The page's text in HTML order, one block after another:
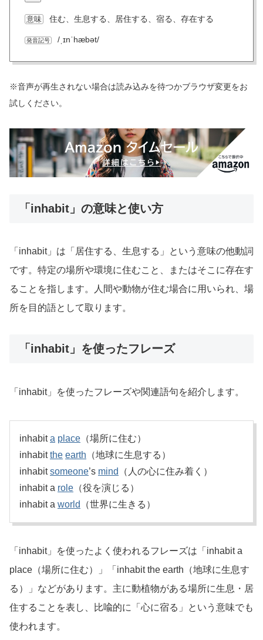
意味 住む、生息する、居住する、宿る、存在する
発音記号 /ˌɪnˈhæbət/
※音声が再生されない場合は読み込みを待つかブラウザ変更をお
試しください。
「inhabit」の意味と使い方
「inhabit」は「居住する、生息する」という意味の他動詞
です。特定の場所や環境に住むこと、またはそこに存在す
ることを指します。人間や動物が住む場合に用いられ、場
所を目的語として取ります。
「inhabit」を使ったフレーズ
「inhabit」を使ったフレーズや関連語句を紹介します。
inhabita place （場所に住む）
inhabitthe earth （地球に生息する）
inhabitsomeone’s mind
（人の心に住み着く）
inhabit a role （役を演じる）
inhabit a world （世界に生きる）
「inhabit」を使ったよく使われるフレーズは「inhabit a
place（場所に住む）」「inhabit the earth（地球に生息す
る）」などがあります。主に動植物がある場所に生息・居
住することを表し、比喩的に「心に宿る」という意味でも
使われます。